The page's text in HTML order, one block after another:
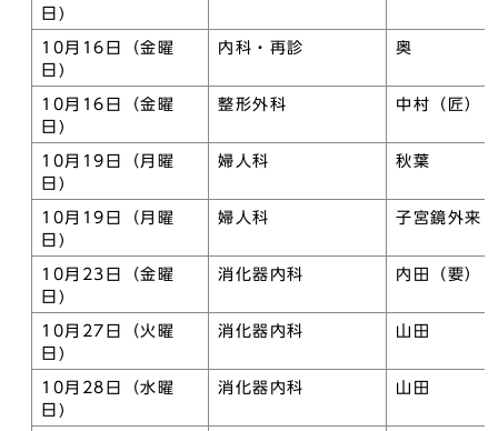
日)
10月16日（金曜
日)
内科・再診 奥
10月16日（金曜
日)
整形外科 中村（匠）
10月19日（月曜
日)
婦人科 秋葉
10月19日（月曜
日)
婦人科 子宮鏡外来
10月23日（金曜
日)
消化器内科 内田（要）
10月27日（火曜
日)
消化器内科 山田
10月28日（水曜
日)
消化器内科 山田